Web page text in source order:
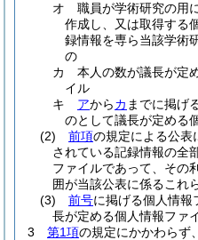
オ
職員が学術研究の用
作成し、又は取得する
録情報を専ら当該学術
の
カ
本人の数が議長が定
イル
キ
アからカ までに掲げ
のとして議長が定める
(2)
前項の規定による公表
されている記録情報の全
ファイルであって、その
囲が当該公表に係るこれ
(3)
前号に掲げる個人情報
長が定める個人情報ファ
3
第1項の規定にかかわらず